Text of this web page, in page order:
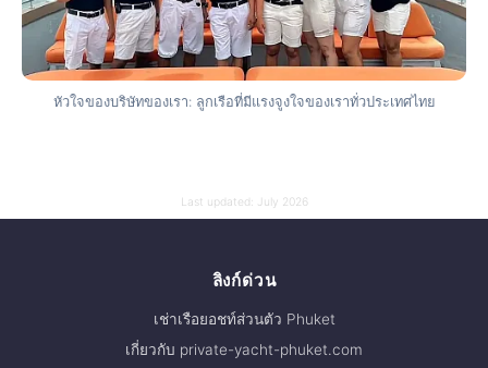
หัวใจของบริษัทของเรา: ลูกเรือที่มีแรงจูงใจของเราทั่วประเทศไทย
Last updated: July 2026
ลิงก์ด่วน
เช่าเรือยอชท์ส่วนตัว Phuket
เกี่ยวกับ private-yacht-phuket.com